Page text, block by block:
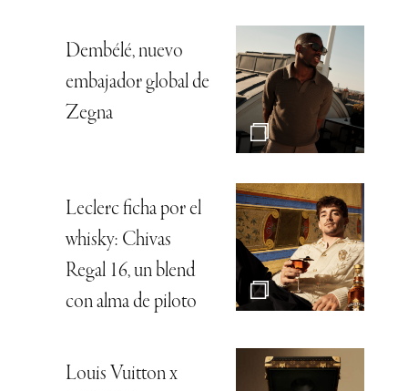
Dembélé, nuevo
embajador global de
Zegna
Leclerc ficha por el
whisky: Chivas
Regal 16, un blend
con alma de piloto
Louis Vuitton x